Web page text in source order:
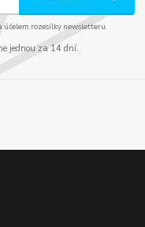
účelem rozesílky newsletteru.
jednou za 14 dní.